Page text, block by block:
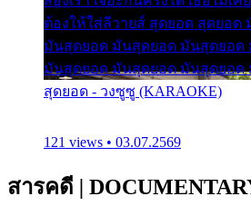
ต้องให้ใส่ลีวายส์ สุดยอด สุดยอ
มันสุดยอด มันสุดยอด มันสุดยอด
มันสุดยอด มันสุดยอด มันสุดยอด
สุดยอด - วงซูซู (KARAOKE)
121 views • 03.07.2569
สารคดี |